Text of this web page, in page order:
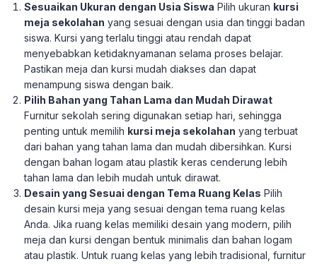
Sesuaikan Ukuran dengan Usia Siswa Pilih ukuran kursi
meja sekolahan yang sesuai dengan usia dan tinggi badan
siswa. Kursi yang terlalu tinggi atau rendah dapat
menyebabkan ketidaknyamanan selama proses belajar.
Pastikan meja dan kursi mudah diakses dan dapat
menampung siswa dengan baik.
Pilih Bahan yang Tahan Lama dan Mudah Dirawat
Furnitur sekolah sering digunakan setiap hari, sehingga
penting untuk memilih kursi meja sekolahan yang terbuat
dari bahan yang tahan lama dan mudah dibersihkan. Kursi
dengan bahan logam atau plastik keras cenderung lebih
tahan lama dan lebih mudah untuk dirawat.
Desain yang Sesuai dengan Tema Ruang Kelas Pilih
desain kursi meja yang sesuai dengan tema ruang kelas
Anda. Jika ruang kelas memiliki desain yang modern, pilih
meja dan kursi dengan bentuk minimalis dan bahan logam
atau plastik. Untuk ruang kelas yang lebih tradisional, furnitur